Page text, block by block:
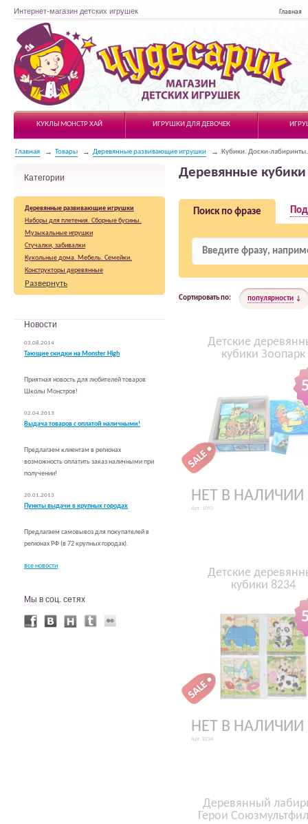
Интернет-магазин детских игрушек Главная
Чудесарик
КУКЛЫ МОНСТР ХАЙ
ИГРУШКИ ДЛЯ ДЕВОЧЕК
Главная Товары Деревянные развивающие игрушки Кубики. Доски-лабиринты.
Категории
Деревянные развивающие игрушки
Наборы для плетения. Сборные бусины.
Музыкальные игрушки
Стучалки, забивалки
Кукольные дома. Мебель. Семейки.
Конструкторы деревянные
Лабиринты
Детские деревянные Рыбалки
Погремушки для самых маленьких
Головоломки. Разное.
Транспорт. Поезда. Каталки.
Формы. Пирамидки. Сортеры.
Пазлы
Развернуть
Новости
03.08.2014
Тающие скидки на Monster High
Приятная новость для любителей товаров
Школы Монстров!
02.04.2013
Выдача товаров с оплатой наличными!
Предлагаем клиентам в регионах
возможность оплатить заказ наличными при
получении!
20.01.2013
Пункты выдачи в крупных городах
Предлагаем самовывоз для покупателей в
регионах РФ (в 72 крупных городах).
все новости
Мы в соц. сетях
Деревянные кубики
Поиск по фразе
Сортировать по: популярности
Детские
кубики Зоопарк
НЕТ В НАЛИЧИИ
Арт. 1093
Детские
кубики 8234
НЕТ В НАЛИЧИИ
Арт. 8234
Деревянный
Герои